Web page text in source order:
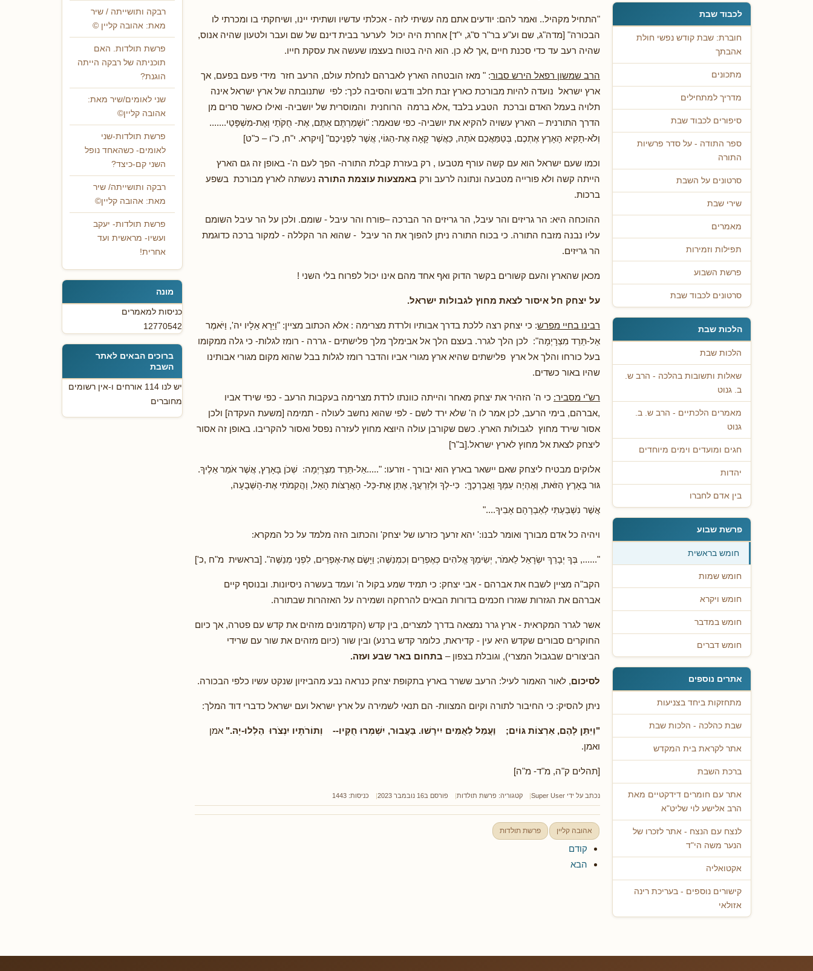
לכבוד שבת
חוברת: שבת קודש נפשי חולת
אהבתך
מתכונים
מדריך למתחילים
סיפורים לכבוד שבת
ספר התודה - על סדר פרשיות
התורה
סרטונים על השבת
שירי שבת
מאמרים
תפילות וזמירות
פרשת השבוע
סרטונים לכבוד שבת
הלכות שבת
הלכות שבת
שאלות ותשובות בהלכה - הרב ש.
ב. גנוט
מאמרים הלכתיים - הרב ש. ב.
גנוט
חגים ומועדים וימים מיוחדים
יהדות
בין אדם לחברו
פרשת שבוע
חומש בראשית
חומש שמות
חומש ויקרא
חומש במדבר
חומש דברים
אתרים נוספים
מתחזקות ביחד בצניעות
שבת כהלכה - הלכות שבת
אתר לקראת בית המקדש
ברכת השבת
אתר עם חומרים דידקטיים מאת
הרב אלישע לוי שליט"א
לנצח עם הנצח - אתר לזכרו של
הנער משה הי"ד
אקטואליה
קישורים נוספים - בעריכת רינה
אזולאי
"התחיל מקהיל.. ואמר להם: יודעים אתם מה עשיתי לזה - אכלתי עדשיו ושתיתי יינו, ושיחקתי בו ומכרתי לו
הבכורה" [מדה"ג, שם וע"ע בר"ר ס"ג, י"ד] אחרת היה יכול לערער בבית דינם של שם ועבר ולטעון שהיה אנוס,
שהיה רעב עד כדי סכנת חיים ,אך לא כן. הוא היה בטוח בעצמו שעשה את עסקת חייו.
הרב שמשון רפאל הירש סבור: " מאז הובטחה הארץ לאברהם לנחלת עולם, הרעב חזר מידי פעם בפעם, אך
ארץ ישראל נועדה להיות מבורכת כארץ זבת חלב ודבש והסיבה לכך: לפי שתנובתה של ארץ ישראל אינה
תלויה בעמל האדם וברכת הטבע בלבד ,אלא ברמה הרוחנית והמוסרית של יושביה- ואילו כאשר סרים מן
הדרך התורנית – הארץ עשויה להקיא את יושביה- כפי שנאמר: "וּשְׁמַרְתֶּם אַתֶּם, אֶת- חֻקֹּתַי וְאֶת-מִשְׁפָּטַי.......
וְלֹא-תָקִיא הָאָרֶץ אֶתְכֶם, בְּטַמַּאֲכֶם אֹתָהּ, כַּאֲשֶׁר קָאָה אֶת-הַגּוֹי, אֲשֶׁר לִפְנֵיכֶם" [ויקרא. י"ח, כ"ו – כ"ט]
וכמו שעם ישראל הוא עם קשה עורף מטבעו , רק בעזרת קבלת התורה- הפך לעם ה'- באופן זה גם הארץ
הייתה קשה ולא פורייה מטבעה ונתונה לרעב ורק באמצעות עוצמת התורה נעשתה לארץ מבורכת בשפע
ברכות.
ההוכחה היא: הר גריזים והר עיבל, הר גריזים הר הברכה –פורח והר עיבל - שומם. ולכן על הר עיבל השומם
עליו נבנה מזבח התורה. כי בכוח התורה ניתן להפוך את הר עיבל - שהוא הר הקללה - למקור ברכה כדוגמת
הר גריזים.
מכאן שהארץ והעם קשורים בקשר הדוק ואף אחד מהם אינו יכול לפרוח בלי השני !
על יצחק חל איסור לצאת מחוץ לגבולות ישראל.
רבינו בחיי מפרש: כי יצחק רצה ללכת בדרך אבותיו ולרדת מצרימה : אלא הכתוב מציין: "וַיֵּרָא אֵלָיו יה', וַיֹּאמֶר
אַל-תֵּרֵד מִצְרָיְמָה": לכן הלך לגרר. בעצם הלך אל אבימלך מלך פלישתים - גררה - רומז לגלות- כי גלה ממקומו
בעל כורחו והלך אל ארץ פלישתים שהיא ארץ מגורי אביו והדבר רומז לגלות בבל שהוא מקום מגורי אבותינו
שהיו באור כשדים.
רש"י מסביר: כי ה' הזהיר את יצחק מאחר והייתה כוונתו לרדת מצרימה בעקבות הרעב - כפי שירד אביו
,אברהם, בימי הרעב, לכן אמר לו ה' שלא ירד לשם - לפי שהוא נחשב לעולה - תמימה [משעת העקדה] ולכן
אסור שירד מחוץ לגבולות הארץ. כשם שקורבן עולה היוצא מחוץ לעזרה נפסל ואסור להקריבו. באופן זה אסור
ליצחק לצאת אל מחוץ לארץ ישראל.[ב"ר]
אלוקים מבטיח ליצחק שאם יישאר בארץ הוא יבורך - וזרעו: ".....אַל-תֵּרֵד מִצְרָיְמָה: שְׁכֹן בָּאָרֶץ, אֲשֶׁר אֹמַר אֵלֶיךָ.
גּוּר בָּאָרֶץ הַזֹּאת, וְאֶהְיֶה עִמְּךָ וַאֲבָרְכֶךָּ: כִּי-לְךָ וּלְזַרְעֲךָ, אֶתֵּן אֶת-כָּל- הָאֲרָצֹות הָאֵל, וַהֲקִמֹתִי אֶת-הַשְּׁבֻעָה,
אֲשֶׁר נִשְׁבַּעְתִּי לְאַבְרָהָם אָבִיךָ...."
ויהיה כל אדם מבורך ואומר לבנו:' יהא זרעך כזרעו של יצחק' והכתוב הזה מלמד על כל המקרא:
"......, בְּךָ יְבָרֵךְ יִשְׂרָאֵל לֵאמֹר, יְשִׂימְךָ אֱלֹהִים כְּאֶפְרַיִם וְכִמְנַשֶּׁה; וַיָּשֶׂם אֶת-אֶפְרַיִם, לִפְנֵי מְנַשֶּׁה". [בראשית מ"ח ,כ']
הקב"ה מציין לשבח את אברהם - אבי יצחק: כי תמיד שמע בקול ה' ועמד בעשרה ניסיונות. ובנוסף קיים
אברהם את הגזרות שגזרו חכמים בדורות הבאים להרחקה ושמירה על האזהרות שבתורה.
אשר לגרר המקראית - ארץ גרר נמצאה בדרך למצרים, בין קדש (הקדמונים מזהים את קדש עם פטרה, אך כיום
החוקרים סבורים שקדש היא עין - קדיראת, כלומר קדש ברנע) ובין שור (כיום מזהים את שור עם שרידי
הביצורים שבגבול המצרי), וגובלת בצפון – בתחום באר שבע ועזה.
לסיכום, לאור האמור לעיל: הרעב ששרר בארץ בתקופת יצחק כנראה נבע מהביזיון שנקט עשיו כלפי הבכורה.
ניתן להסיק: כי החיבור לתורה וקיום המצוות- הם תנאי לשמירה על ארץ ישראל ועם ישראל כדברי דוד המלך:
"וַיִּתֵּן לָהֶם, אַרְצוֹת גּוֹיִם; וַעֲמַל לְאֻמִּים יִירָשׁוּ. בַּעֲבוּר, יִשְׁמְרוּ חֻקָּיו-- וְתוֹרֹתָיו יִנְצֹרוּ הַלְלוּ-יָהּ." אמן
ואמן.
[תהלים ק"ה, מ"ד- מ"ה]
נכתב על ידי Super User קטגוריה: פרשת תולדות פורסם ב16 נובמבר 2023 כניסות: 1443
אהובה קליין פרשת תולדות
קודם
הבא
רבקה ותושייתה / שיר
מאת: אהובה קליין ©
פרשת תולדות. האם
תוכניתה של רבקה הייתה
הוגנת?
שני לאומים/שיר מאת:
אהובה קליין©
פרשת תולדות-שני
לאומים- כשהאחד נופל
השני קם-כיצד?
רבקה ותושייתה/ שיר
מאת: אהובה קליין©
פרשת תולדות- יעקב
ועשיו- מראשית ועד
אחרית!
מונה
כניסות למאמרים
12770542
ברוכים הבאים לאתר
השבת
יש לנו 114 אורחים ו-אין רשומים
מחוברים